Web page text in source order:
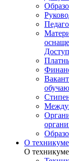
О техникуме
О техникуме